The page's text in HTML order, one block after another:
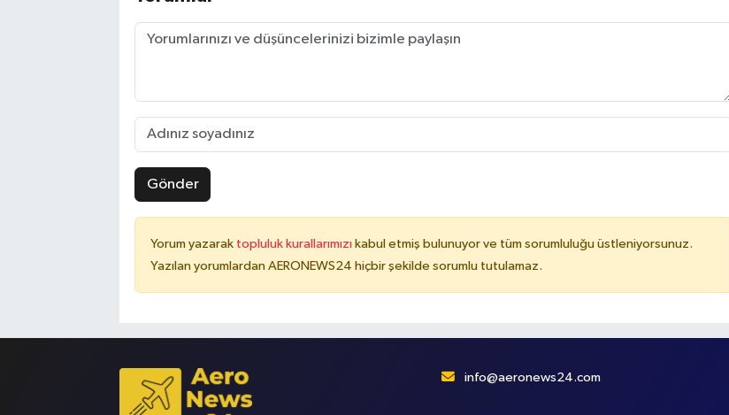
Gönder
Yorum yazarak topluluk kurallarımızı kabul etmiş bulunuyor ve tüm sorumluluğu üstleniyorsunuz.
Yazılan yorumlardan AERONEWS24 hiçbir şekilde sorumlu tutulamaz.
info@aeronews24.com